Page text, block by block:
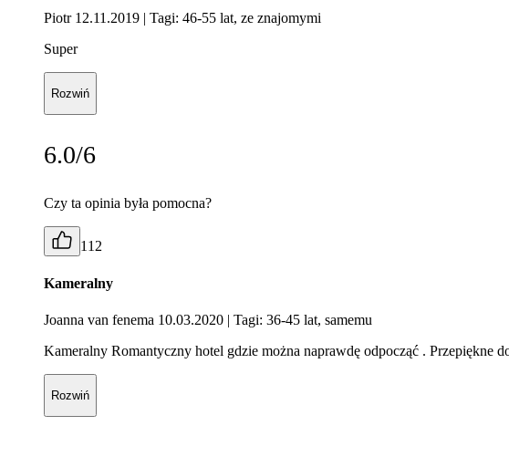
Piotr 12.11.2019 | Tagi: 46-55 lat, ze znajomymi
Super
Rozwiń
6.0/6
Czy ta opinia była pomocna?
112
Kameralny
Joanna van fenema 10.03.2020 | Tagi: 36-45 lat, samemu
Kameralny Romantyczny hotel gdzie można naprawdę odpocząć . Przepiękne
Rozwiń